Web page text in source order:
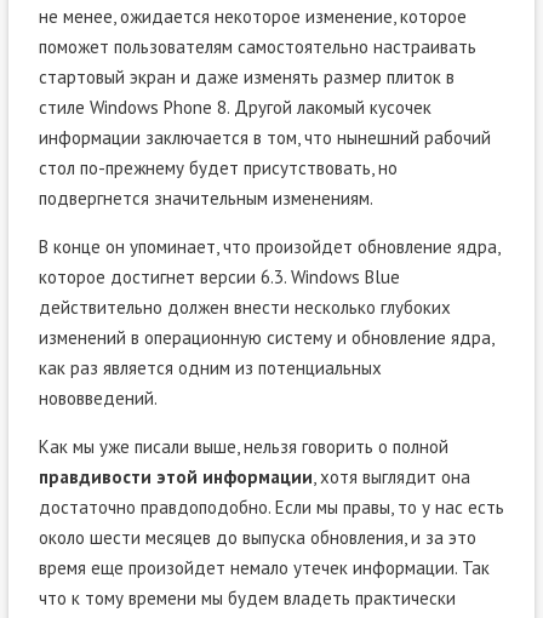
не менее, ожидается некоторое изменение, которое
поможет пользователям самостоятельно настраивать
стартовый экран и даже изменять размер плиток в
стиле Windows Phone 8. Другой лакомый кусочек
информации заключается в том, что нынешний рабочий
стол по-прежнему будет присутствовать, но
подвергнется значительным изменениям.
В конце он упоминает, что произойдет обновление ядра,
которое достигнет версии 6.3. Windows Blue
действительно должен внести несколько глубоких
изменений в операционную систему и обновление ядра,
как раз является одним из потенциальных
нововведений.
Как мы уже писали выше, нельзя говорить о полной
правдивости этой информации, хотя выглядит она
достаточно правдоподобно. Если мы правы, то у нас есть
около шести месяцев до выпуска обновления, и за это
время еще произойдет немало утечек информации. Так
что к тому времени мы будем владеть практически